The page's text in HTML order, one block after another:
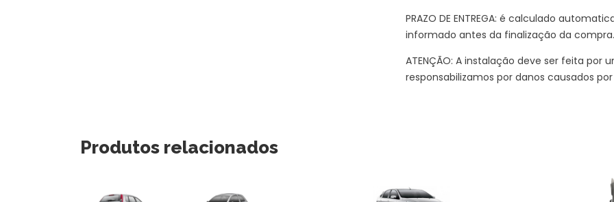
PRAZO DE ENTREGA: é calculado
informado antes da finalização da compra.
ATENÇÃO: A instalação deve ser feita por
responsabilizamos por danos causados
Produtos relacionados